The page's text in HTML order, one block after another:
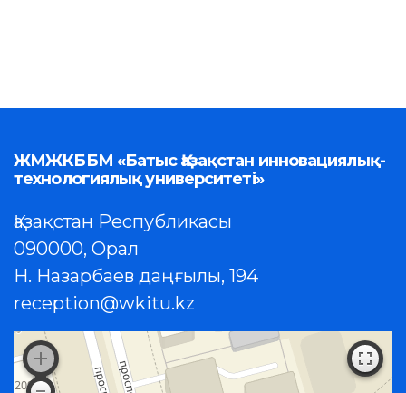
ЖМЖКББМ «Батыс Қазақстан инновациялық-
технологиялық университеті»
Қазақстан Республикасы
090000, Орал
Н. Назарбаев даңғылы, 194
reception@wkitu.kz